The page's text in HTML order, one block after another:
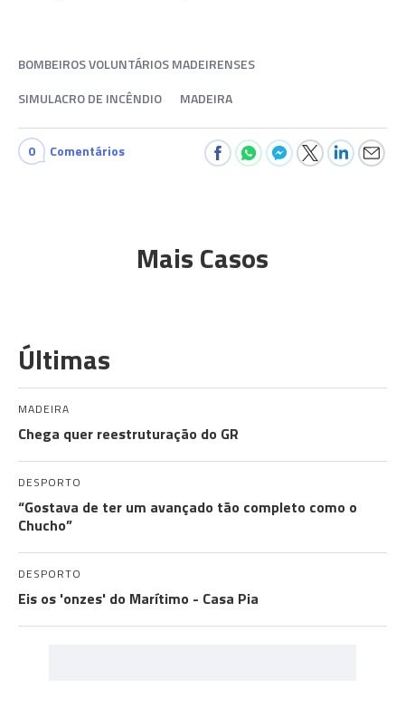
BOMBEIROS VOLUNTÁRIOS MADEIRENSES
SIMULACRO DE INCÊNDIO
MADEIRA
0 Comentários
Mais Casos
Últimas
MADEIRA
Chega quer reestruturação do GR
DESPORTO
“Gostava de ter um avançado tão completo como o
Chucho”
DESPORTO
Eis os 'onzes' do Marítimo - Casa Pia